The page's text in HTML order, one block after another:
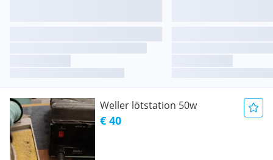
Weller lötstation 50w
€ 40